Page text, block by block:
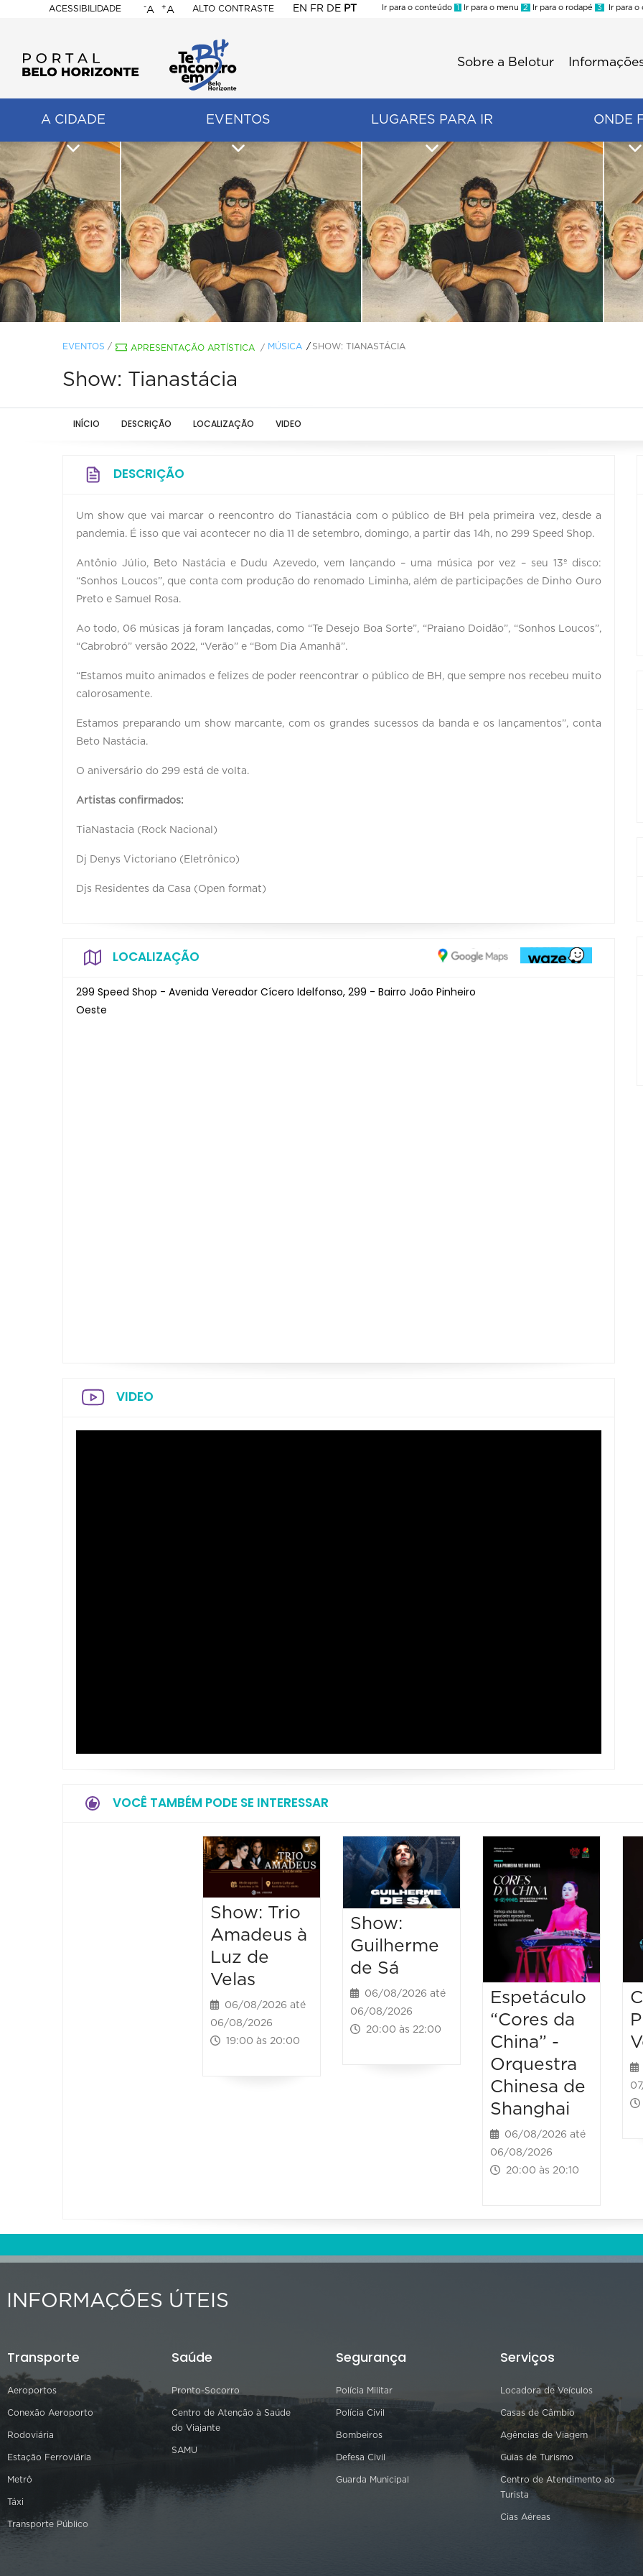
ACESSIBILIDADE
BELO
HORIZONTE
-A +A ALTO CONTRASTE EN FR DE PT
Ir para o conteúdo 1 Ir para o menu 2 Ir para o rodapé 3 Ir para o
Sobre a Belotur
A CIDADE EVENTOS LUGARES PARA IR ONDE
EVENTOS / APRESENTAÇÃO ARTÍSTICA / MÚSICA SHOW: TIANASTÁCIA
Show: Tianastácia
INÍCIO DESCRIÇÃO LOCALIZAÇÃO VIDEO
DESCRIÇÃO
Um show que vai marcar o reencontro do Tianastácia com o público de BH pela primeira vez, desde a
pandemia. É isso que vai acontecer no dia 11 de setembro, domingo, a partir das 14h, no 299 Speed Shop.
Antônio Júlio, Beto Nastácia e Dudu Azevedo, vem lançando – uma música por vez – seu 13º disco:
“Sonhos Loucos”, que conta com produção do renomado Liminha, além de participações de Dinho Ouro
Preto e Samuel Rosa.
Ao todo, 06 músicas já foram lançadas, como “Te Desejo Boa Sorte”, “Praiano Doidão”, “Sonhos Loucos”,
“Cabrobró” versão 2022, “Verão” e “Bom Dia Amanhã”.
“Estamos muito animados e felizes de poder reencontrar o público de BH, que sempre nos recebeu muito
calorosamente.
Estamos preparando um show marcante, com os grandes sucessos da banda e os lançamentos”, conta
Beto Nastácia.
O aniversário do 299 está de volta.
Artistas confirmados:
TiaNastacia (Rock Nacional)
Dj Denys Victoriano (Eletrônico)
Djs Residentes da Casa (Open format)
LOCALIZAÇÃO
299 Speed Shop - Avenida Vereador Cícero Idelfonso, 299 - Bairro João Pinheiro
Oeste
VIDEO
VOCÊ TAMBÉM PODE SE INTERESSAR
Show: Trio
Amadeus à
Luz de
Velas
06/08/2026 até
06/08/2026
19:00 às 20:00
Show:
Guilherme
de Sá
06/08/2026 até
06/08/2026
20:00 às 22:00
Espetáculo
“Cores da
China” -
Orquestra
Chinesa de
Shanghai
06/08/2026 até
06/08/2026
20:00 às 20:10
INFORMAÇÕES ÚTEIS
Transporte
Aeroportos
Conexão Aeroporto
Rodoviária
Estação Ferroviária
Metrô
Táxi
Transporte Público
Saúde
Pronto-Socorro
Centro de Atenção à Saúde
do Viajante
SAMU
Segurança
Polícia Militar
Polícia Civil
Bombeiros
Defesa Civil
Guarda Municipal
Serviços
Locadora de Veículos
Casas de Câmbio
Agências de Viagem
Guias de Turismo
Centro de Atendimento ao
Turista
Cias Aéreas